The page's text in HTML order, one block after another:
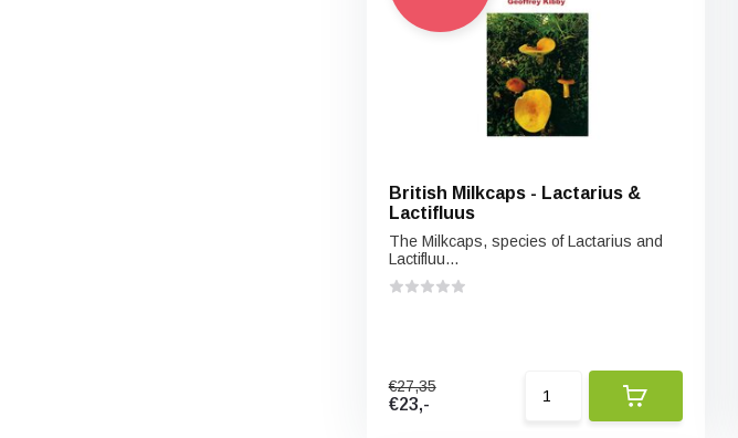
British Milkcaps - Lactarius &
Lactifluus
The Milkcaps, species of Lactarius and
Lactifluu...
€27,35
€23,-